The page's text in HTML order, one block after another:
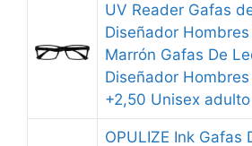
UV Reader Gafas
Diseñador
Marrón Gafas De
Diseñador
+2,50 Unisex
OPULIZE Ink Gafas